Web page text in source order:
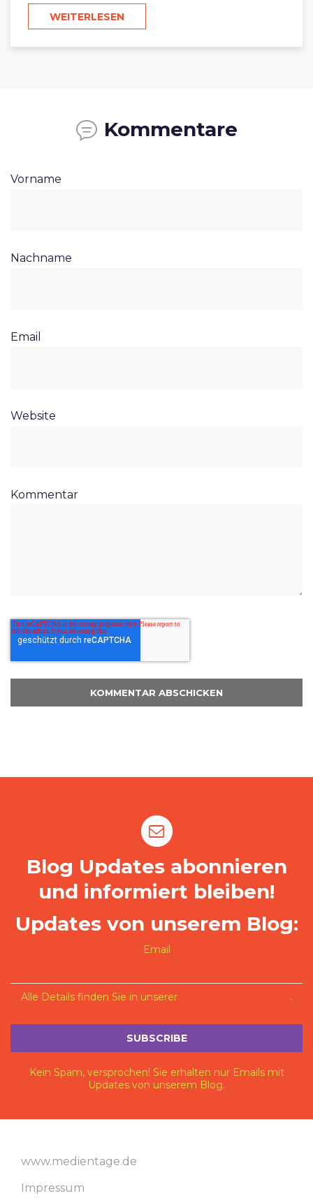
WEITERLESEN
Kommentare
Vorname
Nachname
Email
Website
Kommentar
Blog Updates abonnieren
und informiert bleiben!
Updates von unserem Blog:
Email
Alle Details finden Sie in unserer .
Kein Spam, versprochen! Sie erhalten nur Emails mit
Updates von unserem Blog.
www.medientage.de
Impressum